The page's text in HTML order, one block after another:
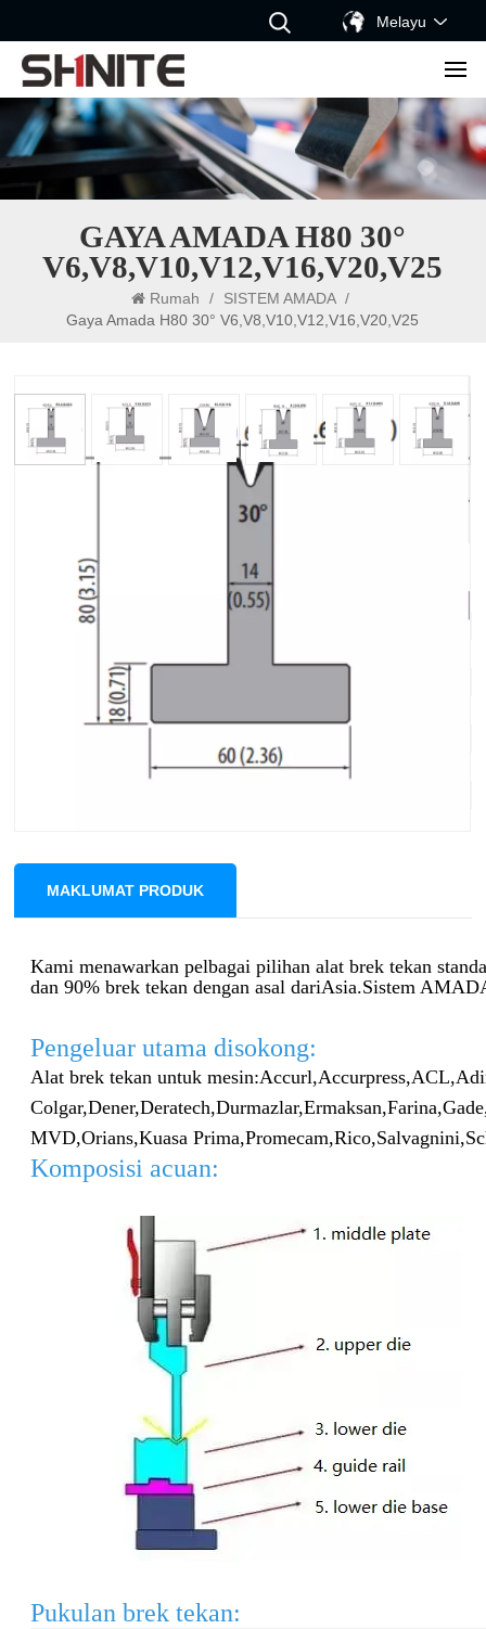
Melayu
GAYA AMADA H80 30°
V6,V8,V10,V12,V16,V20,V25
Rumah / SISTEM AMADA /
Gaya Amada H80 30° V6,V8,V10,V12,V16,V20,V25
Gaya Amada H80 30°
V6,V8,V10,V12,V16,V20,V25
Sistem Alat:Amada Systeme 1-V mati
Pembukaan Mati:V6,V8,V10,V12,V16,V20,V25
Jejari: R1.0 mm
Beban maksimum: 550 kN/m
MAKLUMAT PRODUK
Kami menawarkan pelbagai pilihan alat brek tekan
dan 90% brek tekan dengan asal dariAsia.Sistem
Pengeluar utama disokong:
Alat brek tekan untuk mesin:Accurl,Accurpress,ACL,
Colgar,Dener,Deratech,Durmazlar,Ermaksan,Farina,
MVD,Orians,Kuasa Prima,Promecam,Rico,Salvagnini,
Komposisi acuan:
Pukulan brek tekan: